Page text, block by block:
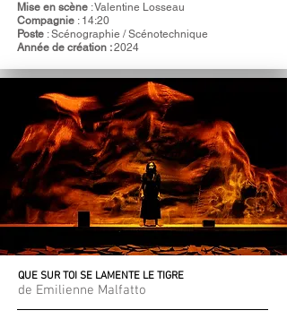
Mise en scène :Valentine Losseau
Compagnie : 14:20
Poste : Scénographie / Scénotechnique
Année de création :2024
QUE SUR TOI SE LAMENTE LE TIGRE
de Emilienne Malfatto